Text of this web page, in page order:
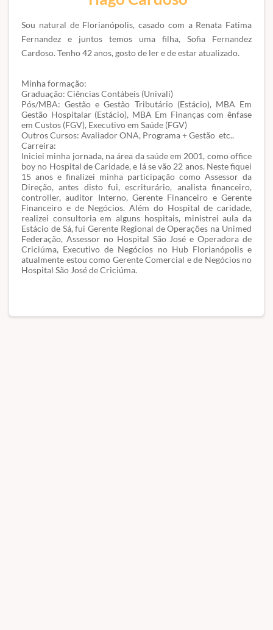
Sou natural de Florianópolis, casado com a Renata Fatima
Fernandez e juntos temos uma filha, Sofia Fernandez
Cardoso. Tenho 42 anos, gosto de ler e de estar atualizado.
Minha formação:
Graduação: Ciências Contábeis (Univali)
Pós/MBA: Gestão e Gestão Tributário (Estácio), MBA Em
Gestão Hospitalar (Estácio), MBA Em Finanças com ênfase
em Custos (FGV), Executivo em Saúde (FGV)
Outros Cursos: Avaliador ONA, Programa + Gestão etc..
Carreira:
Iniciei minha jornada, na área da saúde em 2001, como office
boy no Hospital de Caridade, e lá se vão 22 anos. Neste fiquei
15 anos e finalizei minha participação como Assessor da
Direção, antes disto fui, escriturário, analista financeiro,
controller, auditor Interno, Gerente Financeiro e Gerente
Financeiro e de Negócios. Além do Hospital de caridade,
realizei consultoria em alguns hospitais, ministrei aula da
Estácio de Sá, fui Gerente Regional de Operações na Unimed
Federação, Assessor no Hospital São José e Operadora de
Criciúma, Executivo de Negócios no Hub Florianópolis e
atualmente estou como Gerente Comercial e de Negócios no
Hospital São José de Criciúma.